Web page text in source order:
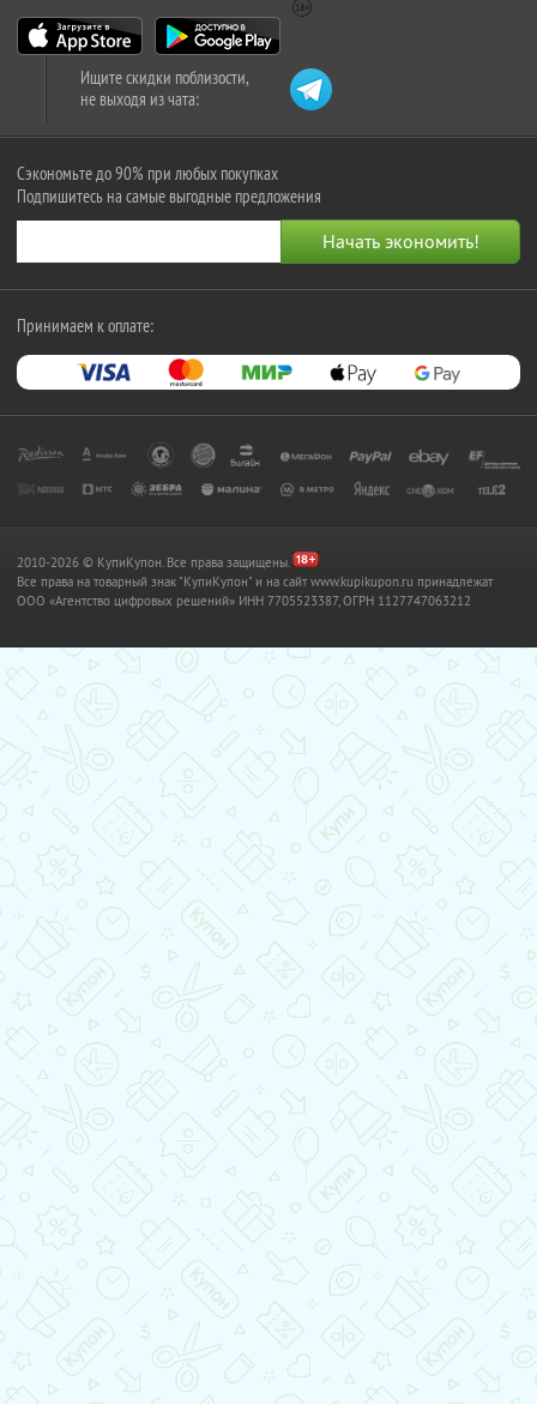
Ищите скидки поблизости,
не выходя из чата:
Сэкономьте до 90% при любых покупках
Подпишитесь на самые выгодные предложения
Принимаем к оплате:
2010-2026 © КупиКупон. Все права защищены.
Все права на товарный знак "КупиКупон" и на сайт www.kupikupon.ru принадлежат
OOO «Агентство цифровых решений» ИНН 7705523387, ОГРН 1127747063212